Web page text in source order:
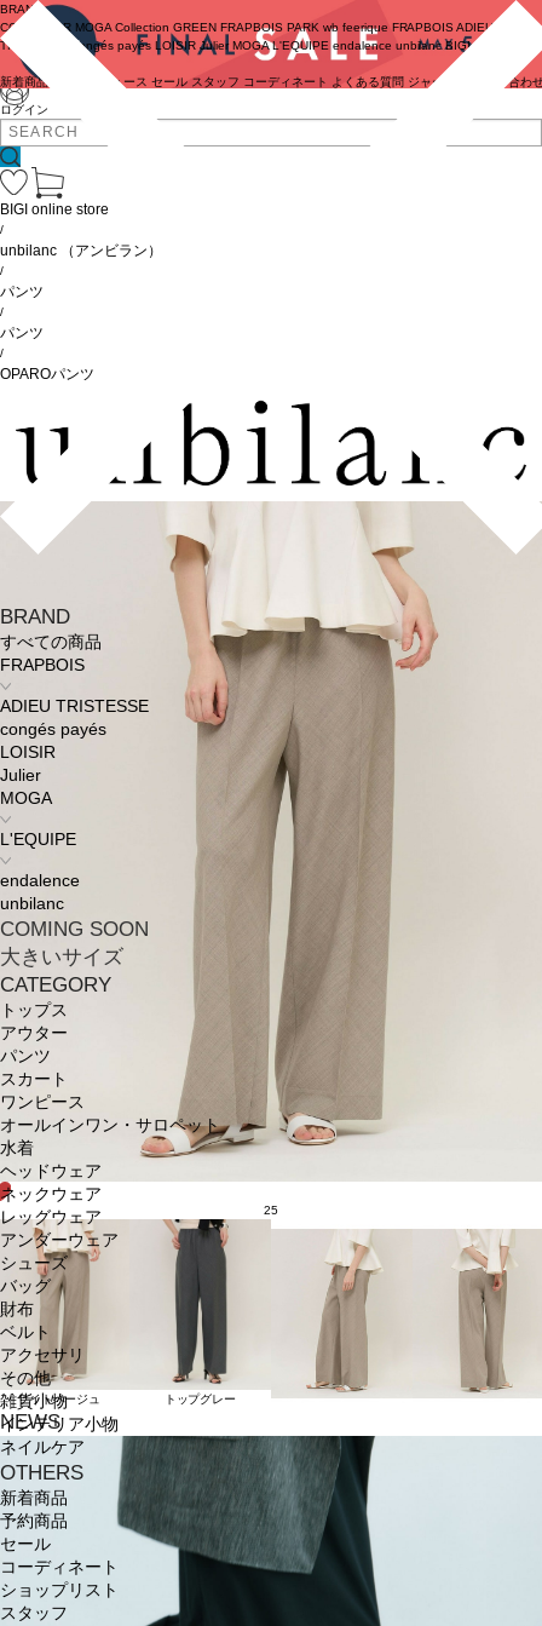
ログイン
BRAND
COUTURIER MOGA Collection GREEN FRAPBOIS PARK wb feerique FRAPBOIS ADIEU
TRISTESSE
congés payés LOISIR Julier MOGA L'EQUIPE endalence unbilanc BIGI online store
新着商品 ニュース セール スタッフ コーディネート よくある質問 ジャーナル お問い合わ
BRAND
すべての商品
FRAPBOIS
ADIEU TRISTESSE
congés payés
LOISIR
Julier
MOGA
L'EQUIPE
endalence
unbilanc
COMING SOON
大きいサイズ
CATEGORY
トップス
アウター
パンツ
スカート
ワンピース
オールインワン・サロペット
水着
ヘッドウェア
ネックウェア
レッグウェア
アンダーウェア
シューズ
バッグ
財布
ベルト
アクセサリ
その他
雑貨小物
インテリア小物
ネイルケア
OTHERS
新着商品
予約商品
セール
コーディネート
ショップリスト
スタッフ
BIGI online store
/
unbilanc （アンビラン）
/
パンツ
/
パンツ
/
OPAROパンツ
25
ライトベージュ トップグレー
NEWS